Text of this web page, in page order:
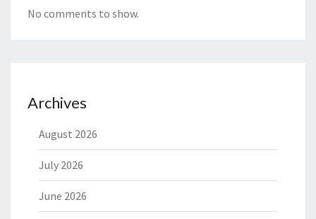
No comments to show.
Archives
August 2026
July 2026
June 2026